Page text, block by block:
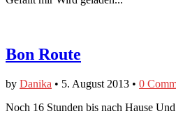
Bon Route
by Danika • 5. August 2013 • 0
Noch 16 Stunden bis nach Hause